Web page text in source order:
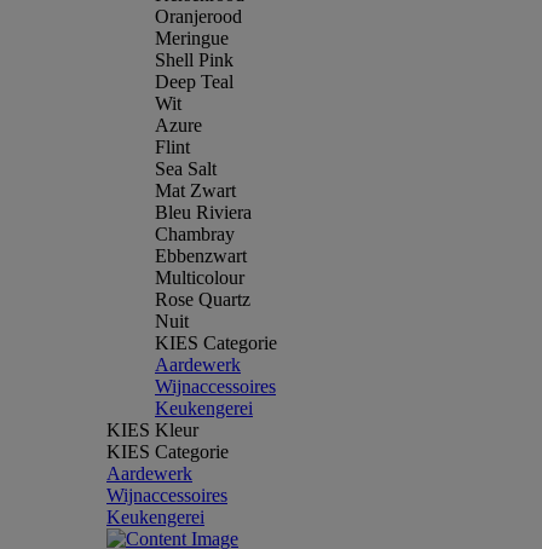
Oranjerood
Meringue
Shell Pink
Deep Teal
Wit
Azure
Flint
Sea Salt
Mat Zwart
Bleu Riviera
Chambray
Ebbenzwart
Multicolour
Rose Quartz
Nuit
KIES Categorie
Aardewerk
Wijnaccessoires
Keukengerei
KIES Kleur
KIES Categorie
Aardewerk
Wijnaccessoires
Keukengerei